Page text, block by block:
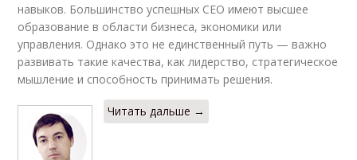
навыков. Большинство успешных CEO имеют высшее
образование в области бизнеса, экономики или
управления. Однако это не единственный путь — важно
развивать такие качества, как лидерство, стратегическое
мышление и способность принимать решения.
Читать дальше →